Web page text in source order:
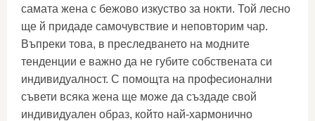
самата жена с бежово изкуство за нокти. Той лесно
ще й придаде самочувствие и неповторим чар.
Въпреки това, в преследването на модните
тенденции е важно да не губите собствената си
индивидуалност. С помощта на професионални
съвети всяка жена ще може да създаде свой
индивидуален образ, който най-хармонично